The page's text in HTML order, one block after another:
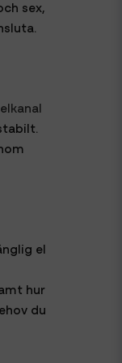
sex,
el
hur
du